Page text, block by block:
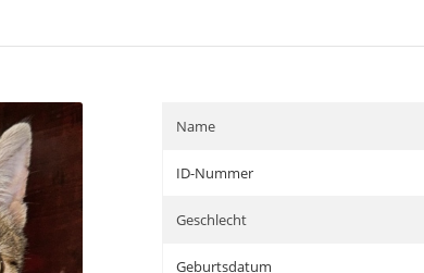
Name
ID-Nummer
Geschlecht
Geburtsdatum